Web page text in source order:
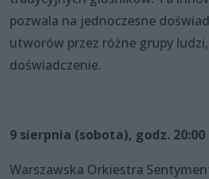
pozwala na jednoczesne
utworów przez różne grupy
doświadczenie.
9 sierpnia (sobota), godz. 20:00
Warszawska Orkiestra